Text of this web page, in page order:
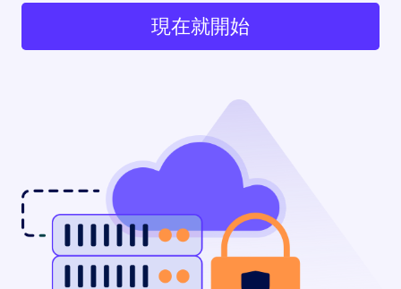
現在就開始